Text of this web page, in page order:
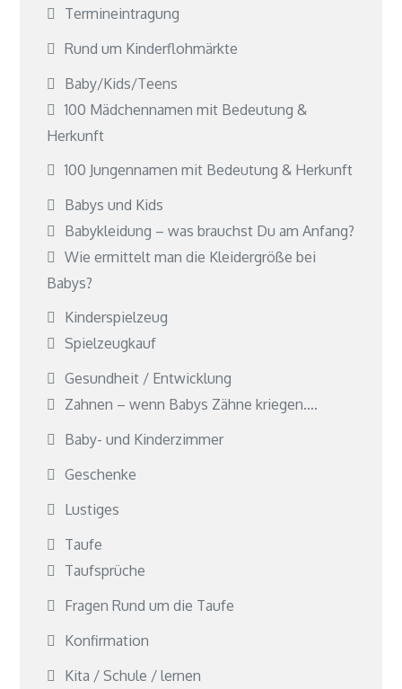
Termineintragung
Rund um Kinderflohmärkte
Baby/Kids/Teens
100 Mädchennamen mit Bedeutung &
Herkunft
100 Jungennamen mit Bedeutung & Herkunft
Babys und Kids
Babykleidung – was brauchst Du am Anfang?
Wie ermittelt man die Kleidergröße bei
Babys?
Kinderspielzeug
Spielzeugkauf
Gesundheit / Entwicklung
Zahnen – wenn Babys Zähne kriegen….
Baby- und Kinderzimmer
Geschenke
Lustiges
Taufe
Taufsprüche
Fragen Rund um die Taufe
Konfirmation
Kita / Schule / lernen